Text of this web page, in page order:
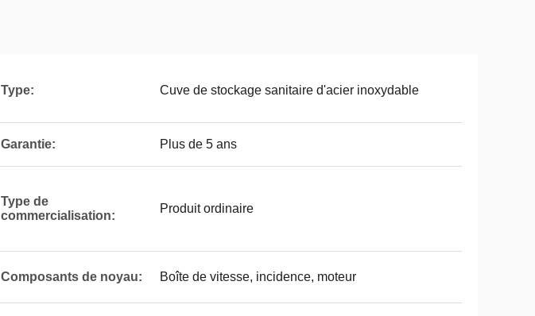
Type: Cuve de stockage sanitaire d'acier inoxydable
Garantie: Plus de 5 ans
Type de
commercialisation:
Produit ordinaire
Composants de noyau: Boîte de vitesse, incidence, moteur